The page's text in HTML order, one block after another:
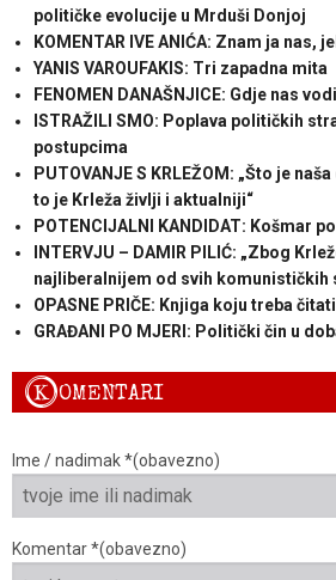
političke evolucije u Mrduši Donjoj
KOMENTAR IVE ANIĆA: Znam ja nas,
YANIS VAROUFAKIS: Tri zapadna mita
FENOMEN DANAŠNJICE: Gdje nas
ISTRAŽILI SMO: Poplava političkih
postupcima
PUTOVANJE S KRLEŽOM: „Što je
to je Krleža življi i aktualniji“
POTENCIJALNI KANDIDAT: Košmar
INTERVJU – DAMIR PILIĆ: „Zbog
najliberalnijem od svih komunističkih
OPASNE PRIČE: Knjiga koju treba čitati
GRAĐANI PO MJERI: Politički čin u
KOMENTARI
Ime / nadimak *(obavezno)
Komentar *(obavezno)